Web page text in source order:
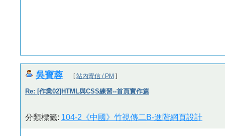
吳寶蓉 [站內寄信 / PM ]
Re: [作業02]HTML與CSS練習--首頁實作篇
分類標籤: 104-2《中國》竹視傳二B-進階網頁設計